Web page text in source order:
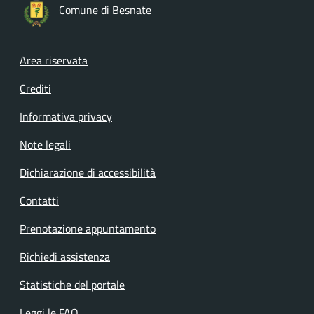
Comune di Besnate
Footer menu
Area riservata
Crediti
Informativa privacy
Note legali
Dichiarazione di accessibilità
Contatti
Prenotazione appuntamento
Richiedi assistenza
Statistiche del portale